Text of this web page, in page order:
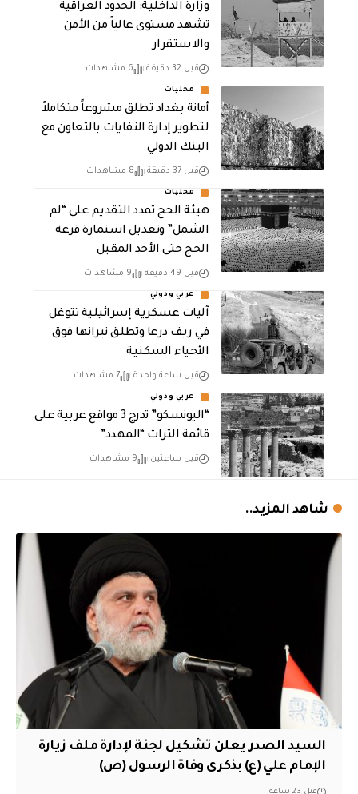
وزارة الداخلية: الحدود العراقية
تشهد مستوى عالياً من الأمن
والاستقرار
قبل 32 دقيقة 6 مشاهدات
محليات
أمانة بغداد تطلق مشروعاً متكاملاً
لتطوير إدارة النفايات بالتعاون مع
البنك الدولي
قبل 37 دقيقة 8 مشاهدات
محليات
هيئة الحج تمدد التقديم على “لم
الشمل” وتعديل استمارة قرعة
الحج حتى الأحد المقبل
قبل 49 دقيقة 9 مشاهدات
عربي ودولي
آليات عسكرية إسرائيلية تتوغل
في ريف درعا وتطلق نيرانها فوق
الأحياء السكنية
قبل ساعة واحدة 7 مشاهدات
عربي ودولي
“اليونسكو” تدرج 3 مواقع عربية على
قائمة التراث “المهدد”
قبل ساعتين 9 مشاهدات
شاهد المزيد..
السيد الصدر يعلن تشكيل لجنة لإدارة ملف زيارة
الإمام علي (ع) بذكرى وفاة الرسول (ص)
قبل 23 ساعة